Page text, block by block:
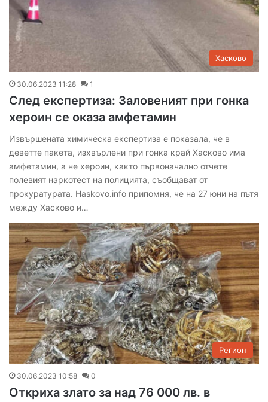
Хасково
30.06.2023 11:28 1
След експертиза: Заловеният при гонка
хероин се оказа амфетамин
Извършената химическа експертиза е показала, че в
деветте пакета, изхвърлени при гонка край Хасково има
амфетамин, а не хероин, както първоначално отчете
полевият наркотест на полицията, съобщават от
прокуратурата. Haskovo.info припомня, че на 27 юни на пътя
между Хасково и…
Регион
30.06.2023 10:58 0
Откриха злато за над 76 000 лв. в